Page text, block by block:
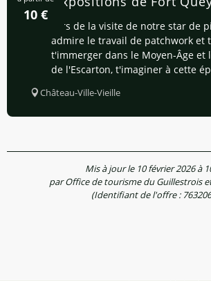
10 €
Lors de la visite de notre star de
admire le travail de patchwork et
t'immerger dans le Moyen-Âge et
de l'Escarton, t'imaginer à cette
Château-Ville-Vieille
Mis à jour le 10 février 2026 à
par Office de tourisme du Guillestrois
(Identifiant de l'offre :